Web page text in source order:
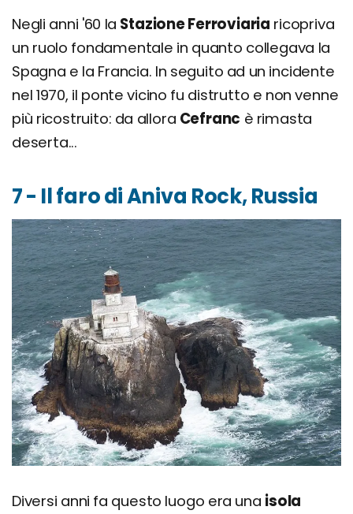
Negli anni '60 la Stazione Ferroviaria ricopriva
un ruolo fondamentale in quanto collegava la
Spagna e la Francia. In seguito ad un incidente
nel 1970, il ponte vicino fu distrutto e non venne
più ricostruito: da allora Cefranc è rimasta
deserta...
7 - Il faro di Aniva Rock, Russia
Diversi anni fa questo luogo era una isola